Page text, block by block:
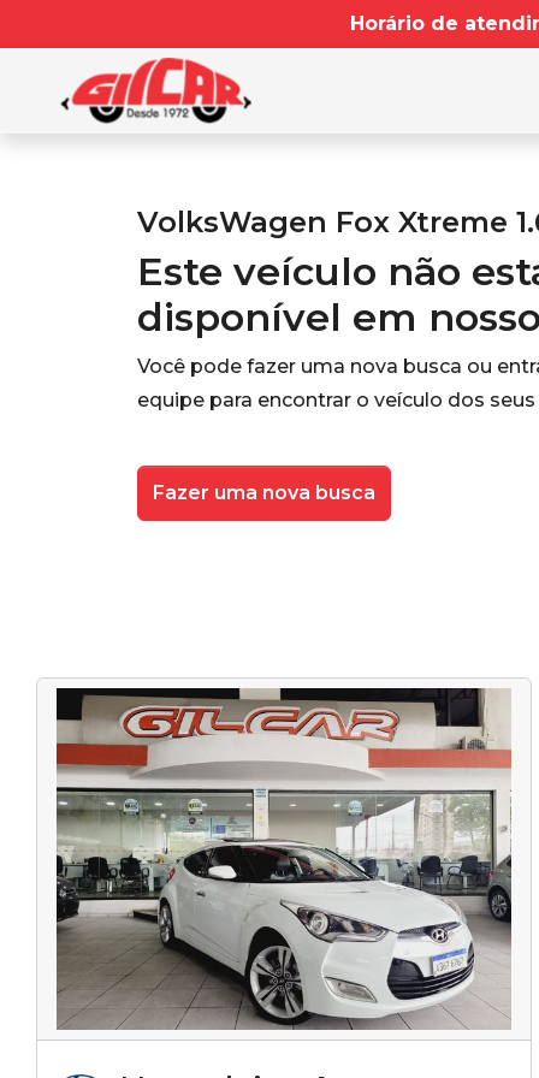
Horário de
VolksWagen Fox Xtreme
Este veículo não
disponível em
Você pode fazer uma nova busca ou
equipe para encontrar o veículo dos
Fazer uma nova busca